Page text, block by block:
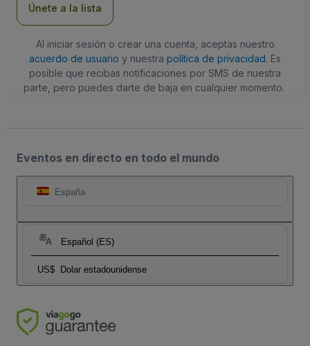
Únete a la lista
Al iniciar sesión o crear una cuenta, aceptas nuestro
acuerdo de usuario y nuestra política de privacidad. Es
posible que recibas notificaciones por SMS de nuestra
parte, pero puedes darte de baja en cualquier momento.
Eventos en directo en todo el mundo
España
Español (ES)
US$ Dolar estadounidense